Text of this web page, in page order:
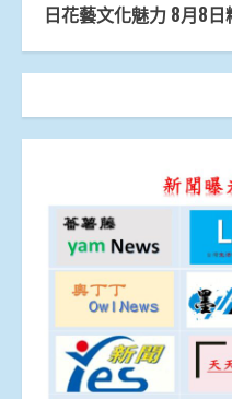
日花藝文化魅力 8月8